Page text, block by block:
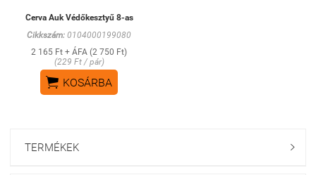
Cerva Auk Védőkesztyű 8-as
Cikkszám: 0104000199080
2 165 Ft + ÁFA (2 750 Ft)
(229 Ft / pár)
 KOSÁRBA
TERMÉKEK 